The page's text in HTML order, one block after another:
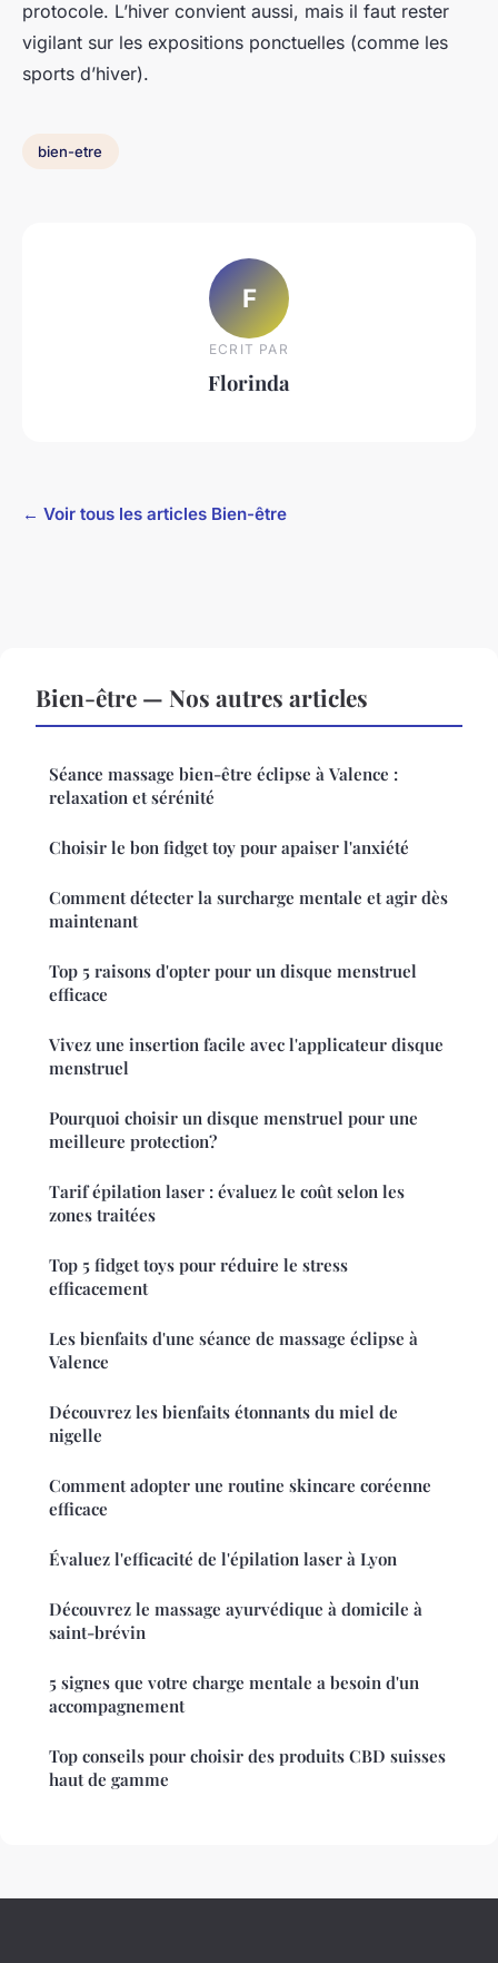
protocole. L’hiver convient aussi, mais il faut rester
vigilant sur les expositions ponctuelles (comme les
sports d’hiver).
bien-etre
F
ECRIT PAR
Florinda
← Voir tous les articles Bien-être
Bien-être — Nos autres articles
Séance massage bien-être éclipse à Valence :
relaxation et sérénité
Choisir le bon fidget toy pour apaiser l'anxiété
Comment détecter la surcharge mentale et agir dès
maintenant
Top 5 raisons d'opter pour un disque menstruel
efficace
Vivez une insertion facile avec l'applicateur disque
menstruel
Pourquoi choisir un disque menstruel pour une
meilleure protection?
Tarif épilation laser : évaluez le coût selon les
zones traitées
Top 5 fidget toys pour réduire le stress
efficacement
Les bienfaits d'une séance de massage éclipse à
Valence
Découvrez les bienfaits étonnants du miel de
nigelle
Comment adopter une routine skincare coréenne
efficace
Évaluez l'efficacité de l'épilation laser à Lyon
Découvrez le massage ayurvédique à domicile à
saint-brévin
5 signes que votre charge mentale a besoin d'un
accompagnement
Top conseils pour choisir des produits CBD suisses
haut de gamme